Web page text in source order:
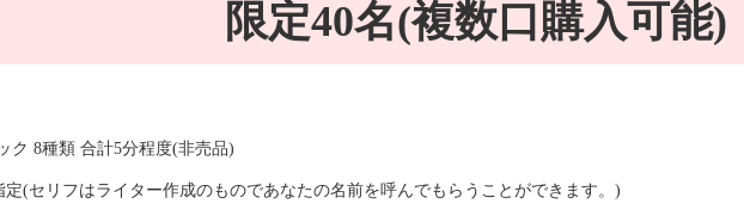
限定40名(複数口購入可能)
8種類 合計5分程度(非売品)
定(セリフはライター作成のものであなたの名前を呼んでもらうことができます。)